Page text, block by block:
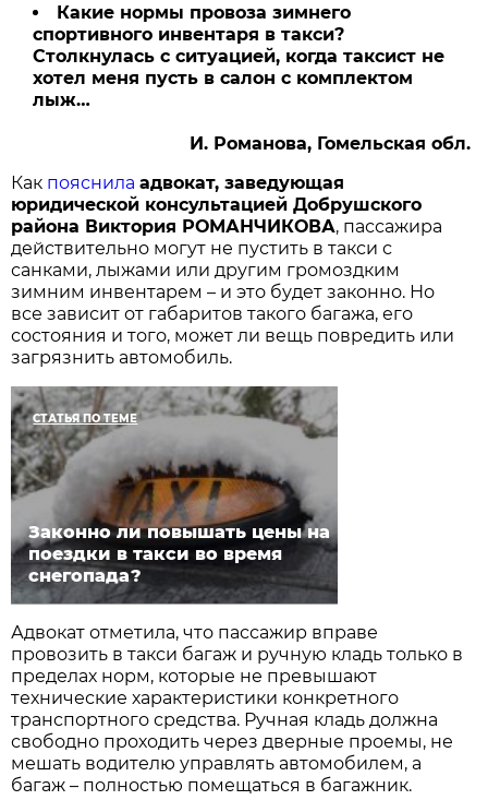
Какие нормы провоза зимнего
спортивного инвентаря в такси?
Столкнулась с ситуацией, когда таксист не
хотел меня пусть в салон с комплектом
лыж…
И. Романова, Гомельская обл.
Как пояснила адвокат, заведующая
юридической консультацией Добрушского
района Виктория РОМАНЧИКОВА, пассажира
действительно могут не пустить в такси с
санками, лыжами или другим громоздким
зимним инвентарем – и это будет законно. Но
все зависит от габаритов такого багажа, его
состояния и того, может ли вещь повредить или
загрязнить автомобиль.
СТАТЬЯ ПО ТЕМЕ
Законно ли повышать цены на
поездки в такси во время
снегопада?
Адвокат отметила, что пассажир вправе
провозить в такси багаж и ручную кладь только в
пределах норм, которые не превышают
технические характеристики конкретного
транспортного средства. Ручная кладь должна
свободно проходить через дверные проемы, не
мешать водителю управлять автомобилем, а
багаж – полностью помещаться в багажник.